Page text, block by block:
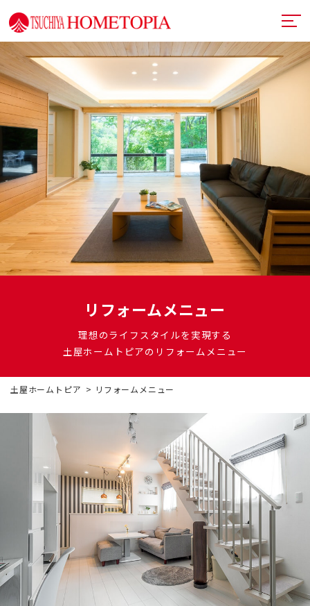
土屋ホームトピアとは
提案力
技術力
デザイン
満足度向上
リフォームメニュー
リフォームの流れ
戸建てリフォーム
マンションリフォーム
札幌フルリノベーション
OKUリノベーション
古民家／町家
エクステリアリフォーム
非住宅リノベーション
二世帯住宅リフォーム
バリアフリー
ご高齢者のためのリフォーム
お身体の不自由な方のリフォーム
リフォーム補助金
オフィスリフォーム
超断熱・超換気
お近くのショールーム
イベント情報
リフォーム事例
ご相談・資料請求はこちら
0120-093-033
お見積り・お問合わせ
資料請求
新着情報
会社情報
採用情報
お問合わせ
リフォームメニュー
理想のライフスタイルを実現する
土屋ホームトピアのリフォームメニュー
土屋ホームトピア リフォームメニュー